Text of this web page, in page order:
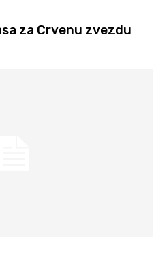
za Crvenu zvezdu